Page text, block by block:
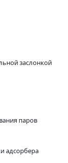
заслонкой
паров
адсорбера